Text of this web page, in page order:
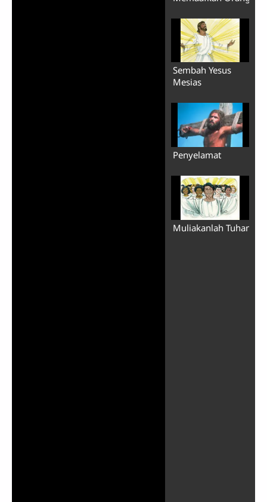
Sembah Yesus
Mesias
Penyelamat
Muliakanlah Tuhan